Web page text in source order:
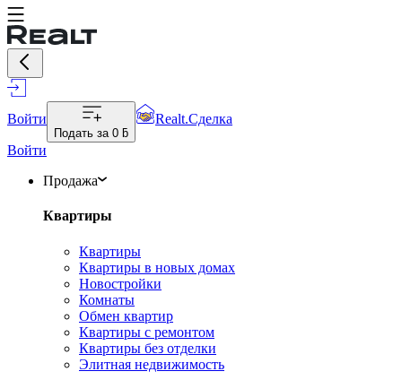
Войти
Подать за 0 ƃ
Realt.Сделка
Войти
Продажа
Квартиры
Квартиры
Квартиры в новых домах
Новостройки
Комнаты
Обмен квартир
Квартиры с ремонтом
Квартиры без отделки
Элитная недвижимость